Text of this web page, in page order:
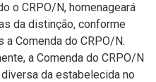
o CRPO/N, homenageará
da distinção, conforme
Comenda do CRPO/N.
a Comenda do CRPO/N
da estabelecida no